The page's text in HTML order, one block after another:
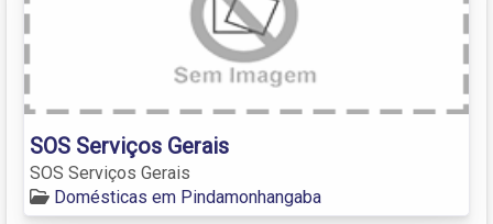
SOS Serviços Gerais
SOS Serviços Gerais
Domésticas em Pindamonhangaba